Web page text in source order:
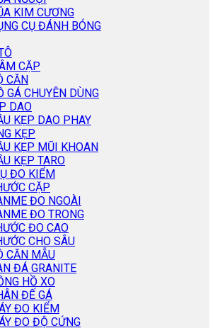
KIM CƯƠNG
CỤ ĐÁNH BÓNG
CẶP
CĂN
GÁ CHUYÊN DÙNG
DAO
KẸP DAO PHAY
KẸP
KẸP MŨI KHOAN
KẸP TARO
ĐO KIỂM
CẶP
ĐO NGOÀI
ĐO TRONG
ĐO CAO
CHO SÂU
CĂN MẪU
ĐÁ GRANITE
HỒ XO
ĐẾ GÁ
ĐO KIỂM
ĐO ĐỘ CỨNG